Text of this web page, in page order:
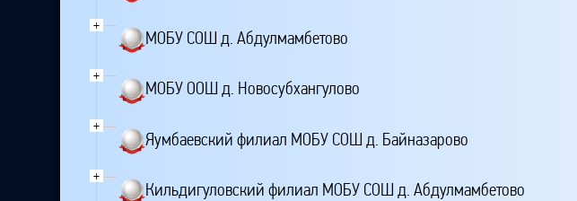
+
МОБУ СОШ д. Абдулмамбетово
+
МОБУ ООШ д. Новосубхангулово
+
Яумбаевский филиал МОБУ СОШ д. Байназарово
+
Кильдигуловский филиал МОБУ СОШ д. Абдулмамбетово